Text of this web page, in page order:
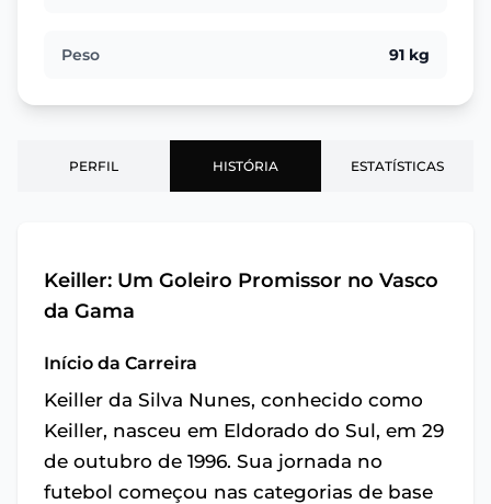
Peso 91 kg
PERFIL HISTÓRIA ESTATÍSTICAS
Keiller: Um Goleiro Promissor no Vasco
da Gama
Início da Carreira
Keiller da Silva Nunes, conhecido como
Keiller, nasceu em Eldorado do Sul, em 29
de outubro de 1996. Sua jornada no
futebol começou nas categorias de base